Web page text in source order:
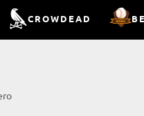
CROWDEAD